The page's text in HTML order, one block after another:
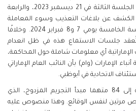
شاشة تم كتم صوتها. عُقدت الجلسة الثالثة في 21 ديسمبر 2023، والرابعة
وتم خلالها الكشف عن بلاغات التعذيب وسوء المعاملة
على المتهمين. ستُعقد الجلسة الخامسة يومي 7 و8 فبراير 2024. وخلافًا
تُعقد جلسات الاستماع هذه في ظل انعدام
أي معلومات شاملة حول المحاكمة،
الإمارات (وام) بأن النائب العام الإماراتي
وتنتهك هذه التهم الموجهة إلى 84 متهما مبدأ التجريم المزدوج، الذي
مرتين لنفس الوقائع. وهذا منصوص عليه